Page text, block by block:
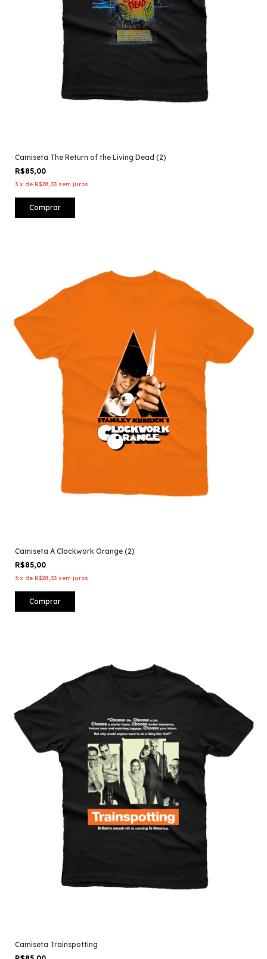
Camiseta The Return of the Living Dead (2)
R$85,00
3 x de R$28,33 sem juros
Comprar
Camiseta A Clockwork Orange (2)
R$85,00
3 x de R$28,33 sem juros
Comprar
Camiseta Trainspotting